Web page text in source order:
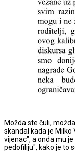
Možda ste čuli,
skandal kada je Milko
vijenac", a onda mu
pedofiliju", kako je to